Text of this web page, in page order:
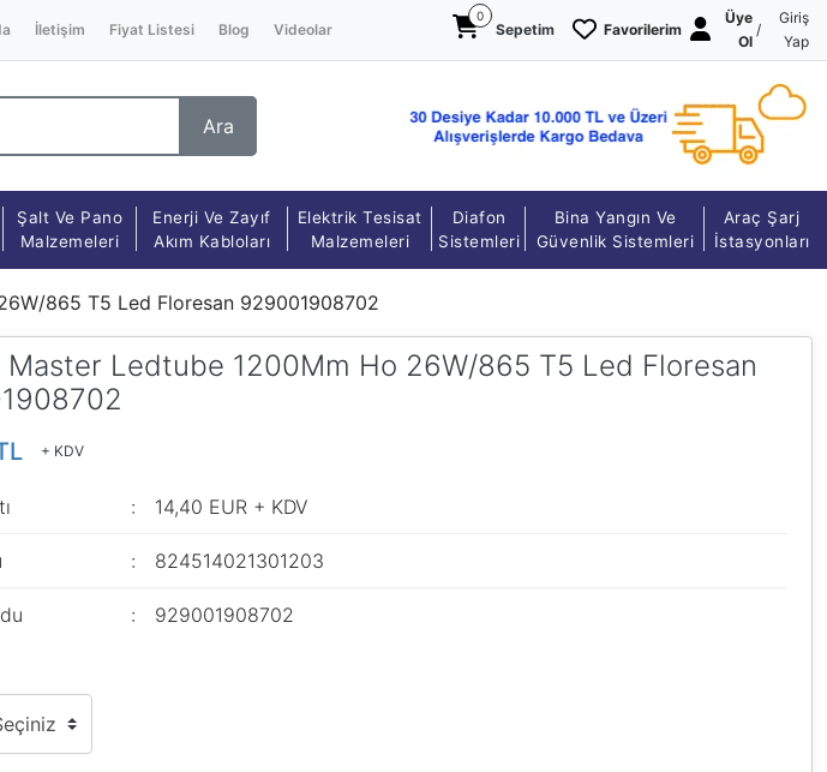
İletişim Fiyat Listesi Blog Videolar
0
Sepetim Favorilerim
Üye
Ol
/
Giriş
Yap
Ara
Şalt Ve Pano
Malzemeleri
Enerji Ve Zayıf
Akım Kabloları
Elektrik Tesisat
Malzemeleri
Diafon
Sistemleri
Bina Yangın Ve
Güvenlik Sistemleri
Araç Şarj
İstasyonları
865 T5 Led Floresan 929001908702
Master Ledtube 1200Mm Ho 26W/865 T5 Led Floresan
+ KDV
14,40 EUR + KDV
824514021301203
929001908702